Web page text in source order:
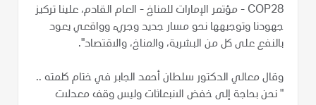
COP28 - مؤتمر الإمارات للمناخ - العام القادم، علينا تركيز
جهودنا وتوجيهها نحو مسار جديد وجريء وواقعي يعود
بالنفع على كل من البشرية، والمناخ، والاقتصاد".
وقال معالي الدكتور سلطان أحمد الجابر في ختام كلمته ..
" نحن بحاجة إلى خفض الانبعاثات وليس وقف معدلات